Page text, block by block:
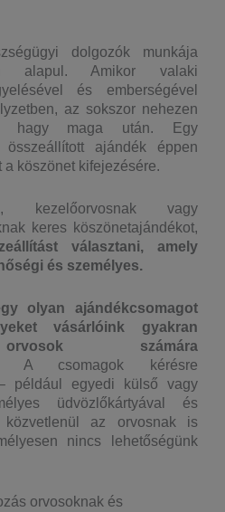
dolgozók munkája
alapul. Amikor valaki
és emberségével
az sokszor nehezen
hagy maga után. Egy
összeállított ajándék éppen
a köszönet kifejezésére.
kezelőorvosnak vagy
keres köszönetajándékot,
választani, amely
és személyes.
olyan ajándékcsomagot
vásárlóink gyakran
számára
A csomagok kérésre
például egyedi külső vagy
üdvözlőkártyával és
az orvosnak is
nincs lehetőségünk
orvosoknak és